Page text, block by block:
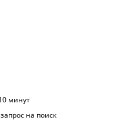
минут
на поиск